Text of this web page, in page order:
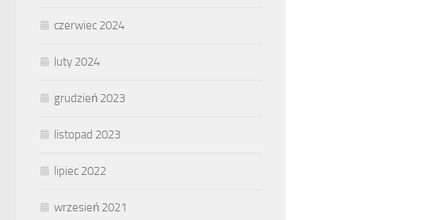
czerwiec 2024
luty 2024
grudzień 2023
listopad 2023
lipiec 2022
wrzesień 2021